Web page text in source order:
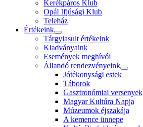
Kerékpáros Klub
Opál Ifjúsági Klub
Teleház
Értékeink
Tárgyiasult értékeink
Kiadványaink
Események meghívói
Állandó rendezvényeink
Jótékonysági estek
Táborok
Gasztronómiai versenyek
Magyar Kultúra Napja
Múzeumok éjszakája
A kemence ünnepe